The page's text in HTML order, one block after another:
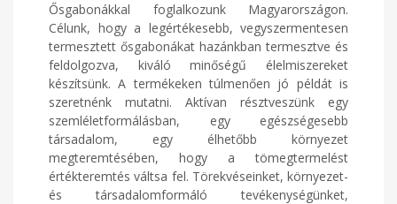
Ősgabonákkal foglalkozunk Magyarországon.
Célunk, hogy a legértékesebb, vegyszermentesen
termesztett ősgabonákat hazánkban termesztve és
feldolgozva, kiváló minőségű élelmiszereket
készítsünk. A termékeken túlmenően jó példát is
szeretnénk mutatni. Aktívan résztveszünk egy
szemléletformálásban, egy egészségesebb
társadalom, egy élhetőbb környezet
megteremtésében, hogy a tömegtermelést
értékteremtés váltsa fel. Törekvéseinket, környezet-
és társadalomformáló tevékenységünket,